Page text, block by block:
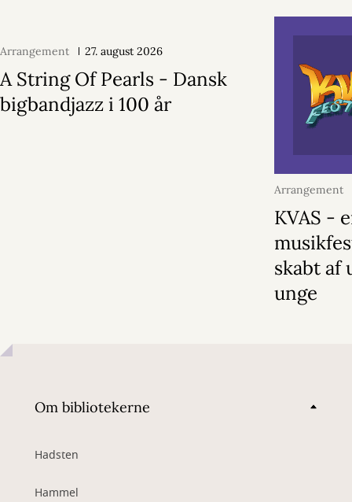
Arrangement 27. august 2026
A String Of Pearls - Dansk
bigbandjazz i 100 år
Arrangement
2026
KVAS -
skabt af
unge
Om bibliotekerne
Hadsten
Hammel